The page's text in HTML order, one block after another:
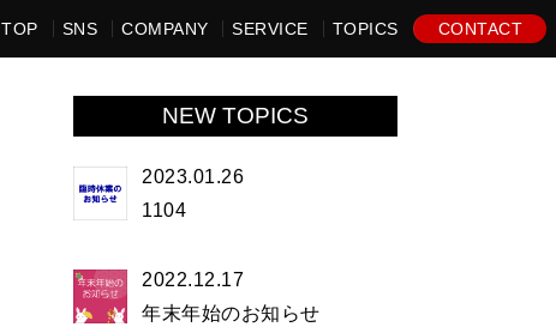
TOP SNS COMPANY SERVICE TOPICS CONTACT
NEW TOPICS
2023.01.26
1104
2022.12.17
年末年始のお知らせ